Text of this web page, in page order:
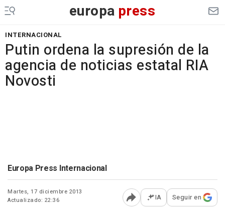
europa press
INTERNACIONAL
Putin ordena la supresión de la
agencia de noticias estatal RIA
Novosti
Europa Press Internacional
Martes, 17 diciembre 2013
Actualizado: 22:36
Abrir opciones para
IA Seguir en